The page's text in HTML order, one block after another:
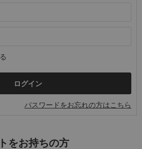
パスワードをお忘れの方はこちら
をお持ちの方